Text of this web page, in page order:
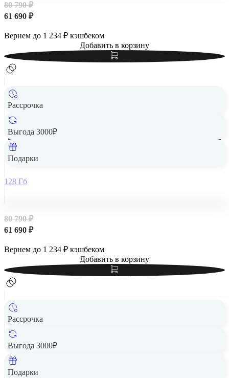
80 790 ₽
61 690 ₽
Вернем до 1 234 ₽ кэшбеком
Добавить в корзину
Рассрочка
Выгода 3000₽
Подарки
Apple iPad Air 13" (M2, 2024, 6 gen) Wi-Fi + Cellular 128Gb
128 Гб
80 790 ₽
61 690 ₽
Вернем до 1 234 ₽ кэшбеком
Добавить в корзину
Рассрочка
Выгода 3000₽
Подарки
Apple iPad Air 13" (M2, 2024, 6 gen) Wi-Fi 256Gb Purple,